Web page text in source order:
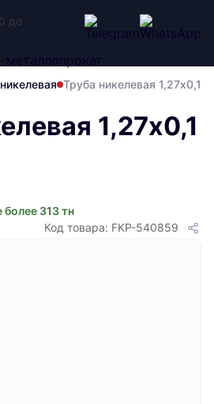
до
Труба никелевая 1,27х0,1
1,27х0,1
более 313 тн
Код товара: FKP-540859